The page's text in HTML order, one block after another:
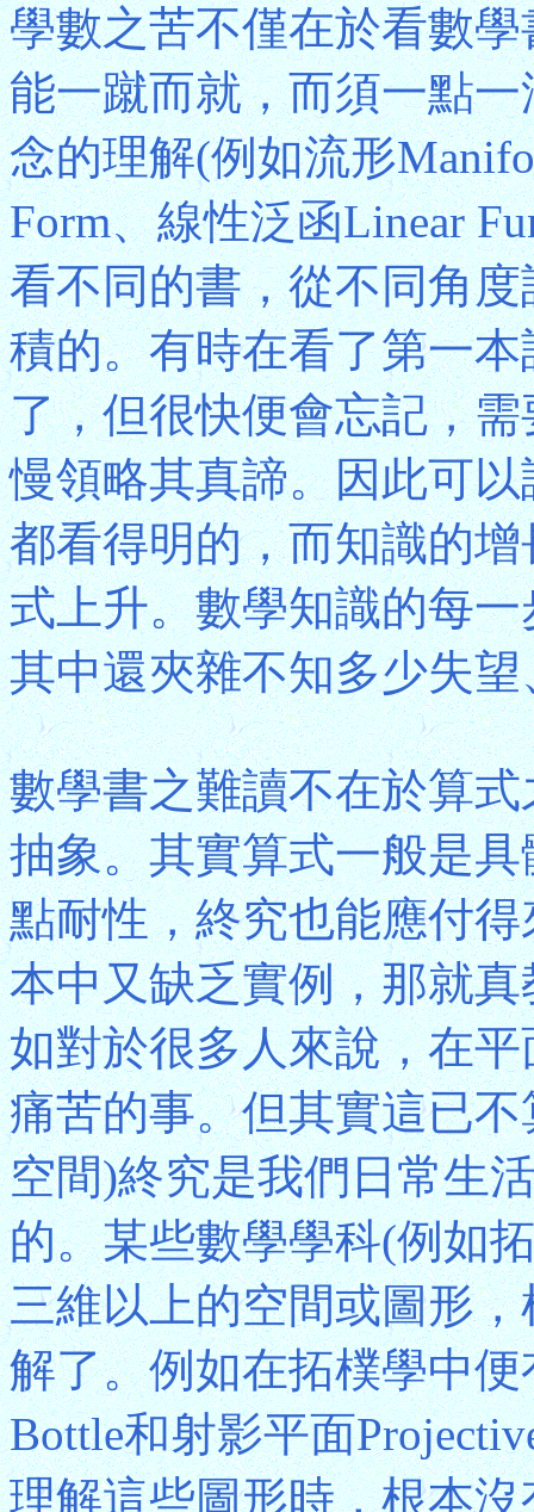
學數之苦不僅在於看數
能一蹴而就，而須一點
念的理解(例如流形
Form、線性泛函Linear
看不同的書，從不同角
積的。有時在看了第一
了，但很快便會忘記，
慢領略其真諦。因此可
都看得明的，而知識的
式上升。數學知識的每
其中還夾雜不知多少失
數學書之難讀不在於算
抽象。其實算式一般是
點耐性，終究也能應付
本中又缺乏實例，那就
如對於很多人來說，在
痛苦的事。但其實這已
空間)終究是我們日常生
的。某些數學學科(例如
三維以上的空間或圖形
解了。例如在拓樸學中
Bottle和射影平面
理解這些圖形時，根本